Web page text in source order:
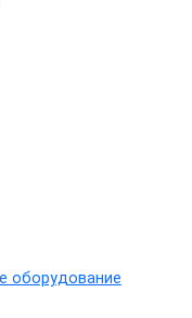
оборудование